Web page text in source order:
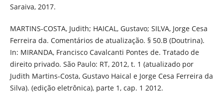
Saraiva, 2017.
MARTINS-COSTA, Judith; HAICAL, Gustavo; SILVA, Jorge Cesa
Ferreira da. Comentários de atualização. § 50.B (Doutrina).
In: MIRANDA, Francisco Cavalcanti Pontes de. Tratado de
direito privado. São Paulo: RT, 2012, t. 1 (atualizado por
Judith Martins-Costa, Gustavo Haical e Jorge Cesa Ferreira da
Silva). (edição eletrônica), parte 1, cap. 1 2012.